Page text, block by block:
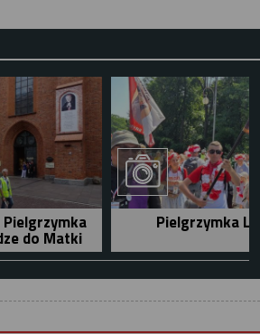
do Matki
Pielgrzymka